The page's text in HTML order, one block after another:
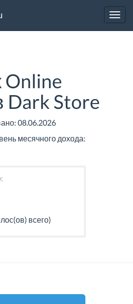
Dark Store
08.06.2026
месячного дохода:
всего)